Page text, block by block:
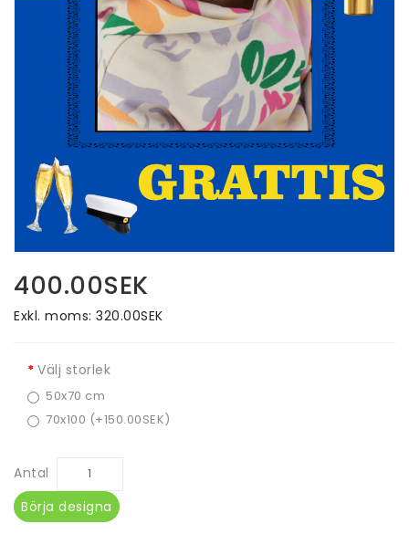
400.00SEK
Exkl. moms: 320.00SEK
Välj storlek
50x70 cm
70x100 (+150.00SEK)
Antal
Börja designa